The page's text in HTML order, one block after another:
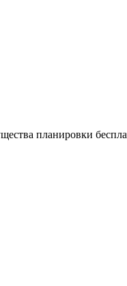
планировки